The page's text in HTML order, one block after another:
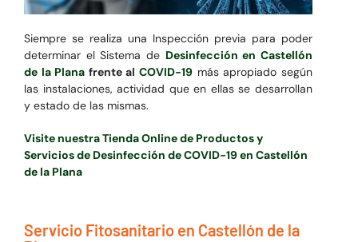
Siempre se realiza una Inspección previa para poder
determinar el Sistema de Desinfección en Castellón
de la Plana frente alCOVID-19 más apropiado según
las instalaciones, actividad que en ellas se desarrollan
y estado de las mismas.
Visite nuestra Tienda Online de Productos y
Servicios de Desinfección de COVID-19 en Castellón
de la Plana
Servicio Fitosanitario en Castellón de la